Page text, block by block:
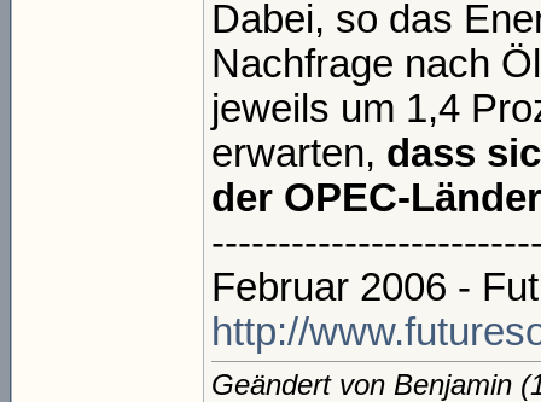
Dabei, so das
Nachfrage nach
jeweils um 1,4
erwarten, dass
der OPEC-
Februar 2006 -
http://
Geändert von Benjamin